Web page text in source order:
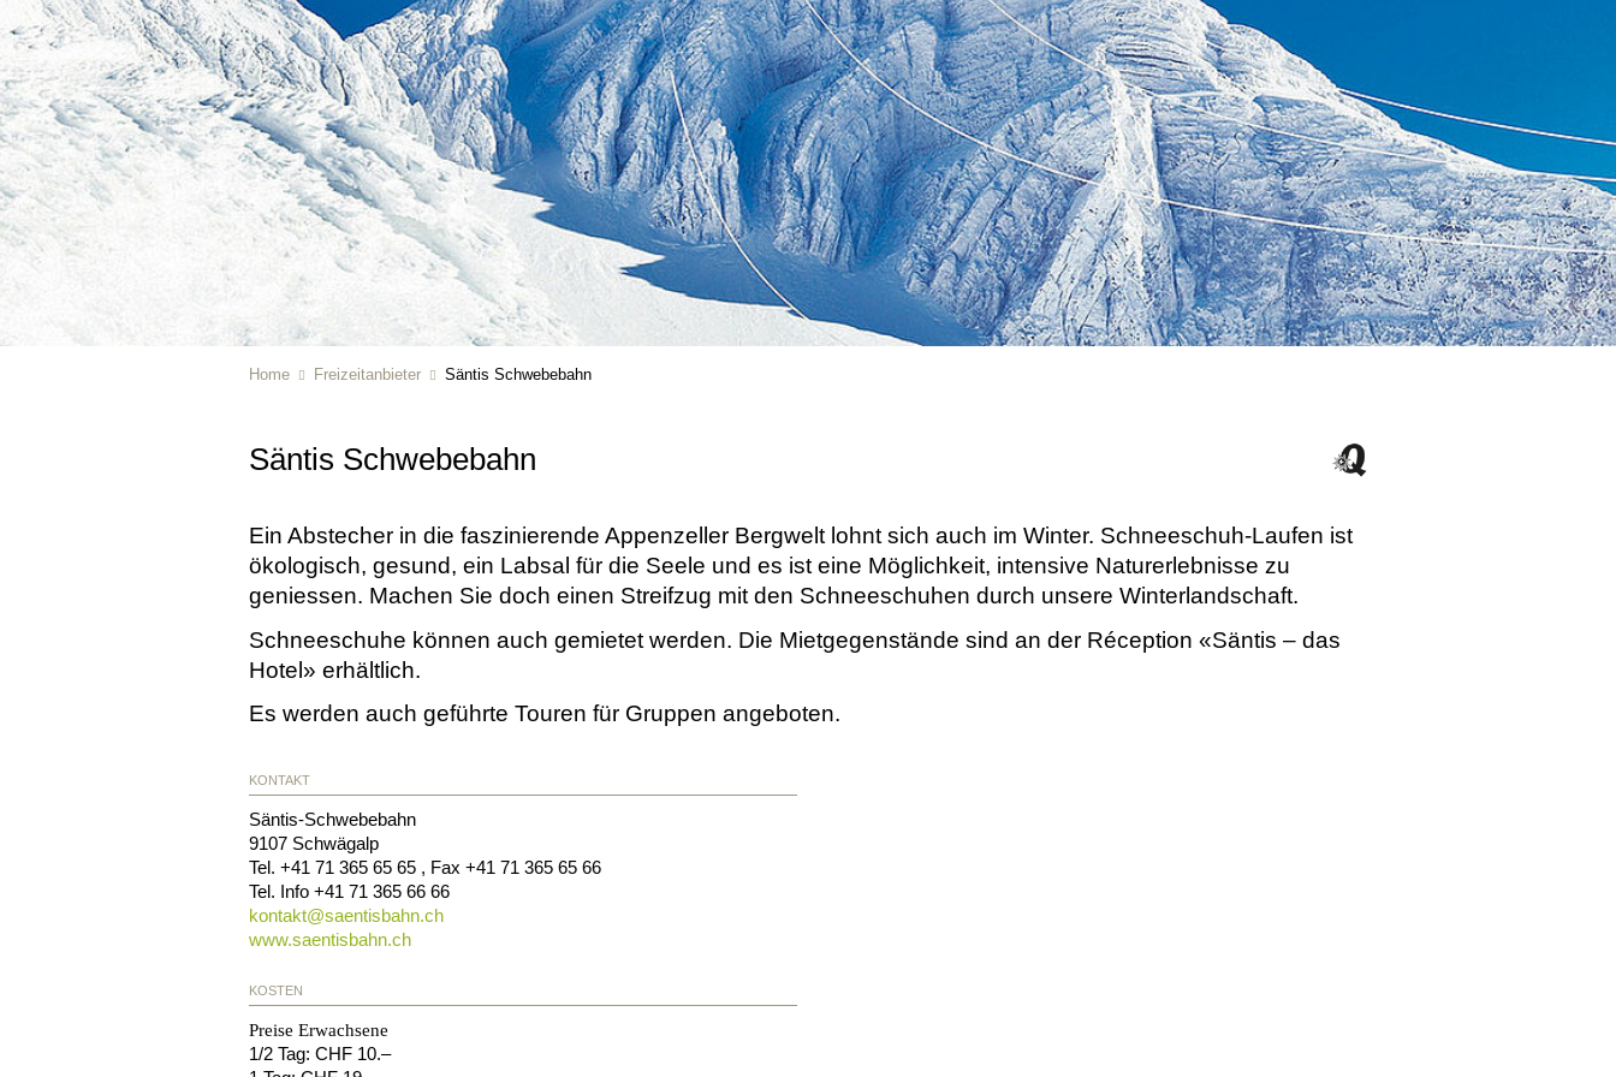
Home Freizeitanbieter Säntis Schwebebahn
Säntis Schwebebahn
Ein Abstecher in die faszinierende Appenzeller Bergwelt lohnt sich auch im Winter. Schneeschuh-Laufen ist
ökologisch, gesund, ein Labsal für die Seele und es ist eine Möglichkeit, intensive Naturerlebnisse zu
geniessen. Machen Sie doch einen Streifzug mit den Schneeschuhen durch unsere Winterlandschaft.
Schneeschuhe können auch gemietet werden. Die Mietgegenstände sind an der Réception «Säntis – das
Hotel» erhältlich.
Es werden auch geführte Touren für Gruppen angeboten.
KONTAKT
Säntis-Schwebebahn
9107 Schwägalp
Tel. +41 71 365 65 65 , Fax +41 71 365 65 66
Tel. Info +41 71 365 66 66
kontakt@saentisbahn.ch
www.saentisbahn.ch
KOSTEN
Preise Erwachsene
1/2 Tag: CHF 10.–